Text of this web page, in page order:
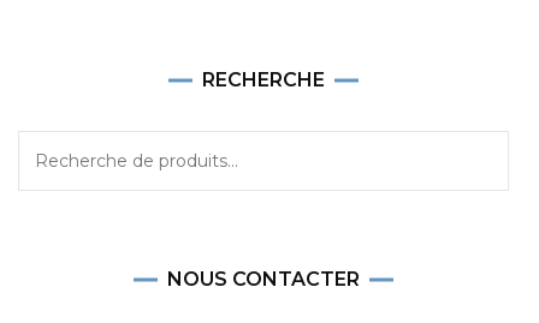
RECHERCHE
NOUS CONTACTER